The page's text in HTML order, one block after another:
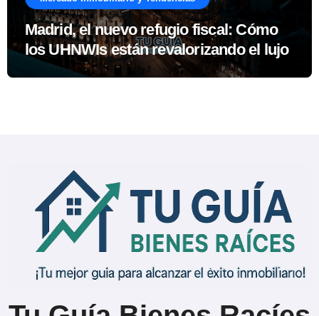
Madrid, el nuevo refugio fiscal: Cómo
los UHNWIs están revalorizando el lujo